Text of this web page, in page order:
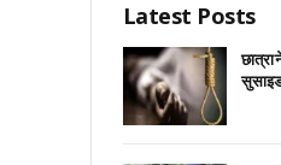
Latest Posts
छात्रा